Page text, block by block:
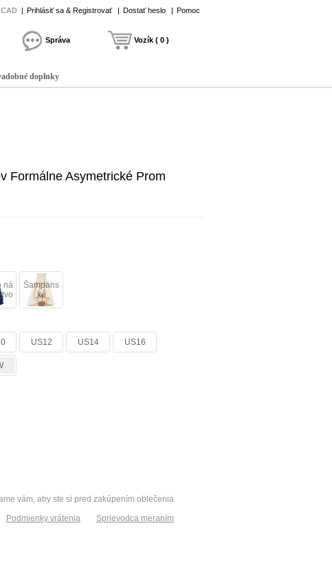
| Prihlásiť sa & Registrovať | Dostať heslo | Pomoc
Správa Vozík ( 0 )
doplnky
Formálne Asymetrické Prom
ná
Šampans
ké
US12 US14 US16
vám, aby ste si pred zakúpením oblečenia
Podmienky vrátenia Sprievodca meraním